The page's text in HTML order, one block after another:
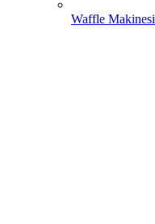
Waffle Makinesi